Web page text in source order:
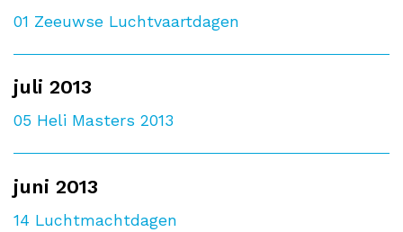
01 Zeeuwse Luchtvaartdagen
juli 2013
05 Heli Masters 2013
juni 2013
14 Luchtmachtdagen